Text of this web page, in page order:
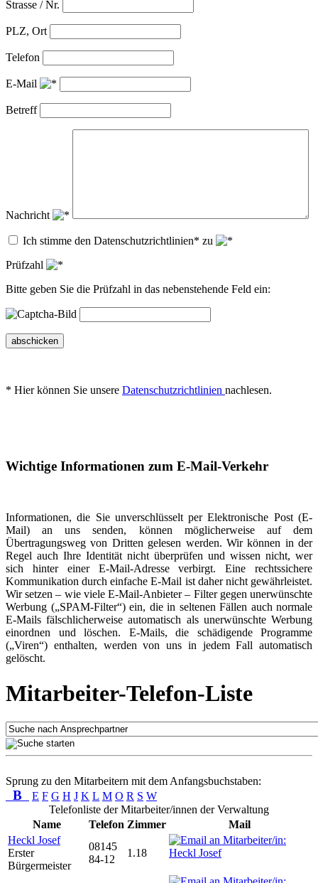
Strasse / Nr.
PLZ, Ort
Telefon
E-Mail
Betreff
Nachricht
Ich stimme den Datenschutzrichtlinien* zu
Prüfzahl
Bitte geben Sie die Prüfzahl in das nebenstehende Feld ein:
abschicken
* Hier können Sie unsere Datenschutzrichtlinien nachlesen.
Wichtige Informationen zum E-Mail-Verkehr
Informationen, die Sie unverschlüsselt per Elektronische Post (E-
Mail) an uns senden, können möglicherweise auf dem
Übertragungsweg von Dritten gelesen werden. Wir können in der
Regel auch Ihre Identität nicht überprüfen und wissen nicht, wer
sich hinter einer E-Mail-Adresse verbirgt. Eine rechtssichere
Kommunikation durch einfache E-Mail ist daher nicht gewährleistet.
Wir setzen – wie viele E-Mail-Anbieter – Filter gegen unerwünschte
Werbung („SPAM-Filter“) ein, die in seltenen Fällen auch normale
E-Mails fälschlicherweise automatisch als unerwünschte Werbung
einordnen und löschen. E-Mails, die schädigende Programme
(„Viren“) enthalten, werden von uns in jedem Fall automatisch
gelöscht.
Mitarbeiter-Telefon-Liste
Sprung zu den Mitarbeitern mit dem Anfangsbuchstaben:
B E F G H J K L M O R S W
Telefonliste der Mitarbeiter/innen der Verwaltung
Name
Telefon Zimmer
Mail
Heckl Josef
Erster
Bürgermeister
08145
84-12
1.18